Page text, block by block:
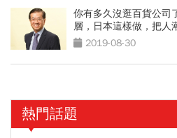
你有多久沒逛百貨公司
層，日本這樣做，把人
2019-08-30
熱門話題